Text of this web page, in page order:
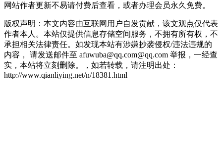
网站作者更新不易请付费后查看，或者办理会员永久免费。
版权声明：本文内容由互联网用户自发贡献，该文观点仅代表
作者本人。本站仅提供信息存储空间服务，不拥有所有权，不
承担相关法律责任。如发现本站有涉嫌抄袭侵权/违法违规的
内容， 请发送邮件至 afuwuba@qq.com@qq.com 举报，一经查
实，本站将立刻删除。，如若转载，请注明出处：
http://www.qianliying.net/n/18381.html